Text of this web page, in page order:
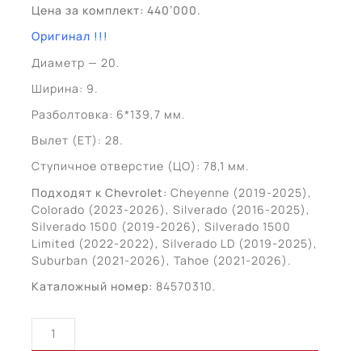
Цена за комплект: 440’000.
Оригинал !!!
Диаметр — 20.
Ширина: 9.
Разболтовка: 6*139,7 мм.
Вылет (ET): 28.
Ступичное отверстие (ЦО): 78,1 мм.
Подходят к Chevrolet: Cheyenne (2019-2025),
Colorado (2023-2026), Silverado (2016-2025),
Silverado 1500 (2019-2026), Silverado 1500
Limited (2022-2022), Silverado LD (2019-2025),
Suburban (2021-2026), Tahoe (2021-2026).
Каталожный номер: 84570310.
Количество
товара